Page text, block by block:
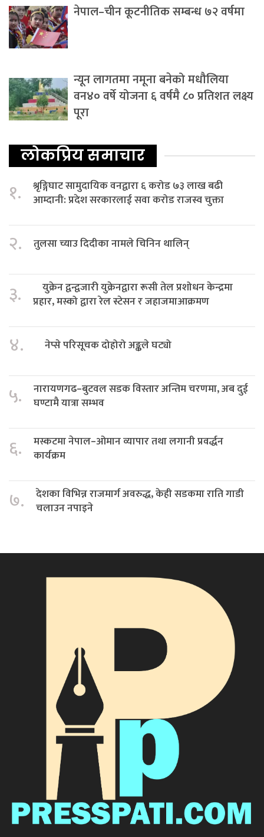
नेपाल–चीन कूटनीतिक सम्बन्ध ७२ वर्षमा
न्यून लागतमा नमूना बनेको मधौलिया
वन४० वर्षे योजना ६ वर्षमै ८० प्रतिशत लक्ष्य
पूरा
लोकप्रिय समाचार
१.
श्रृङ्गिघाट सामुदायिक वनद्वारा ६ करोड ७३ लाख बढी
आम्दानी: प्रदेश सरकारलाई सवा करोड राजस्व चुक्ता
२. तुलसा च्याउ दिदीका नामले चिनिन थालिन्
३.
युक्रेन द्वन्द्वजारी युक्रेनद्वारा रूसी तेल प्रशोधन केन्द्रमा
प्रहार, मस्को द्वारा रेल स्टेसन र जहाजमाआक्रमण
४. नेप्से परिसूचक दोहोरो अङ्कले घट्यो
५.
नारायणगढ–बुटवल सडक विस्तार अन्तिम चरणमा, अब दुई
घण्टामै यात्रा सम्भव
६.
मस्कटमा नेपाल–ओमान व्यापार तथा लगानी प्रवर्द्धन
कार्यक्रम
७.
देशका विभिन्न राजमार्ग अवरुद्ध, केही सडकमा राति गाडी
चलाउन नपाइने